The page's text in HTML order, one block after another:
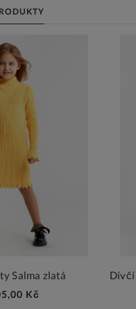
Salma zlatá
Kč